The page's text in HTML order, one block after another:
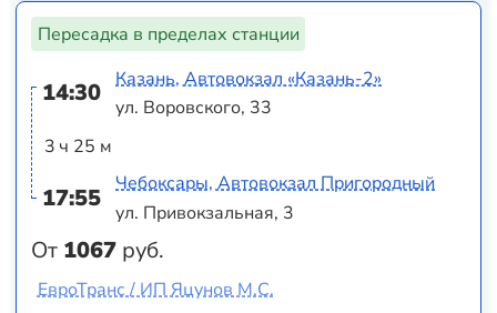
Пересадка в пределах станции
14:30
3 ч 25 м
17:55
От 1067 руб.
Казань, Автовокзал «‎Казань-2»
ул. Воровского, 33
Чебоксары, Автовокзал Пригородный
ул. Привокзальная, 3
ЕвроТранс / ИП Яцунов М.С.